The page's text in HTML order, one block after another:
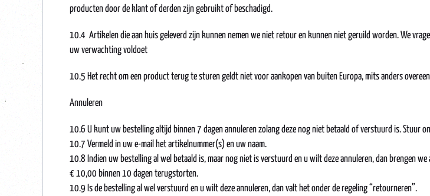
producten door de klant of derden zijn gebruikt of beschadigd.
10.4 Artikelen die aan huis geleverd zijn kunnen nemen we niet retour en kunnen niet geruild worden. We
uw verwachting voldoet
10.5 Het recht om een product terug te sturen geldt niet voor aankopen van buiten Europa, mits anders
Annuleren
10.6 U kunt uw bestelling altijd binnen 7 dagen annuleren zolang deze nog niet betaald of verstuurd is. Stuur
10.7 Vermeld in uw e-mail het artikelnummer(s) en uw naam.
10.8 Indien uw bestelling al wel betaald is, maar nog niet is verstuurd en u wilt deze annuleren, dan brengen
€ 10,00 binnen 10 dagen terugstorten.
10.9 Is de bestelling al wel verstuurd en u wilt deze annuleren, dan valt het onder de regeling “retourneren”.